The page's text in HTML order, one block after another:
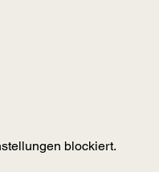
blockiert.